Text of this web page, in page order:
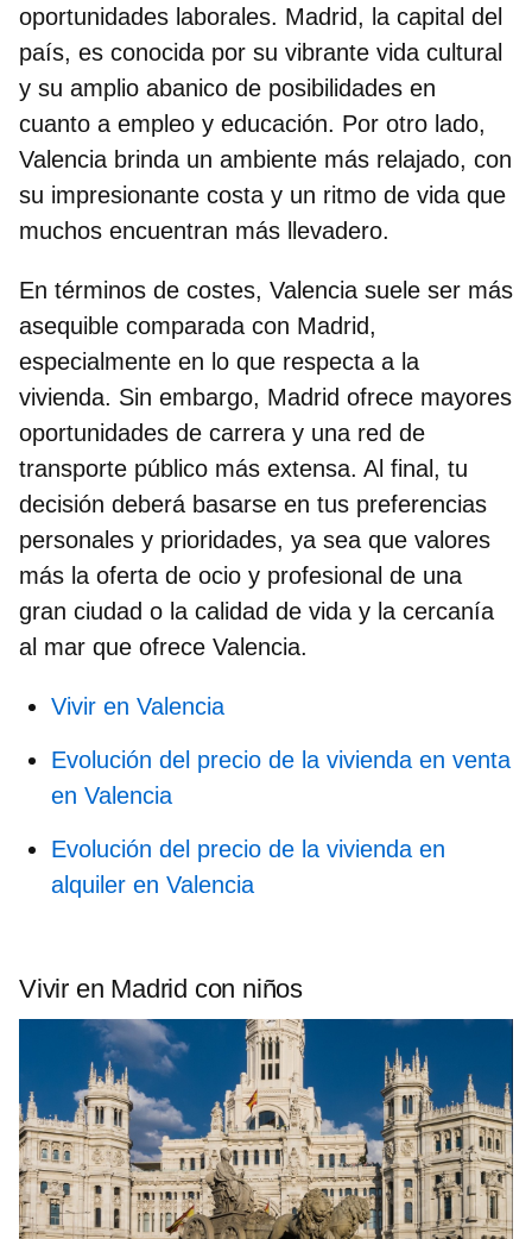
oportunidades laborales. Madrid, la capital del
país, es conocida por su vibrante vida cultural
y su amplio abanico de posibilidades en
cuanto a empleo y educación. Por otro lado,
Valencia brinda un ambiente más relajado, con
su impresionante costa y un ritmo de vida que
muchos encuentran más llevadero.
En términos de costes, Valencia suele ser más
asequible comparada con Madrid,
especialmente en lo que respecta a la
vivienda. Sin embargo, Madrid ofrece mayores
oportunidades de carrera y una red de
transporte público más extensa. Al final, tu
decisión deberá basarse en tus preferencias
personales y prioridades, ya sea que valores
más la oferta de ocio y profesional de una
gran ciudad o la calidad de vida y la cercanía
al mar que ofrece Valencia.
Vivir en Valencia
Evolución del precio de la vivienda en venta
en Valencia
Evolución del precio de la vivienda en
alquiler en Valencia
Vivir en Madrid con niños